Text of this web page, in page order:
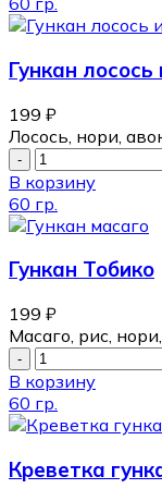
Гункан
199 ₽
Лосось, нори,
В корзину
60 гр.
Гункан Тобико
199 ₽
Масаго, рис,
В корзину
60 гр.
Креветка